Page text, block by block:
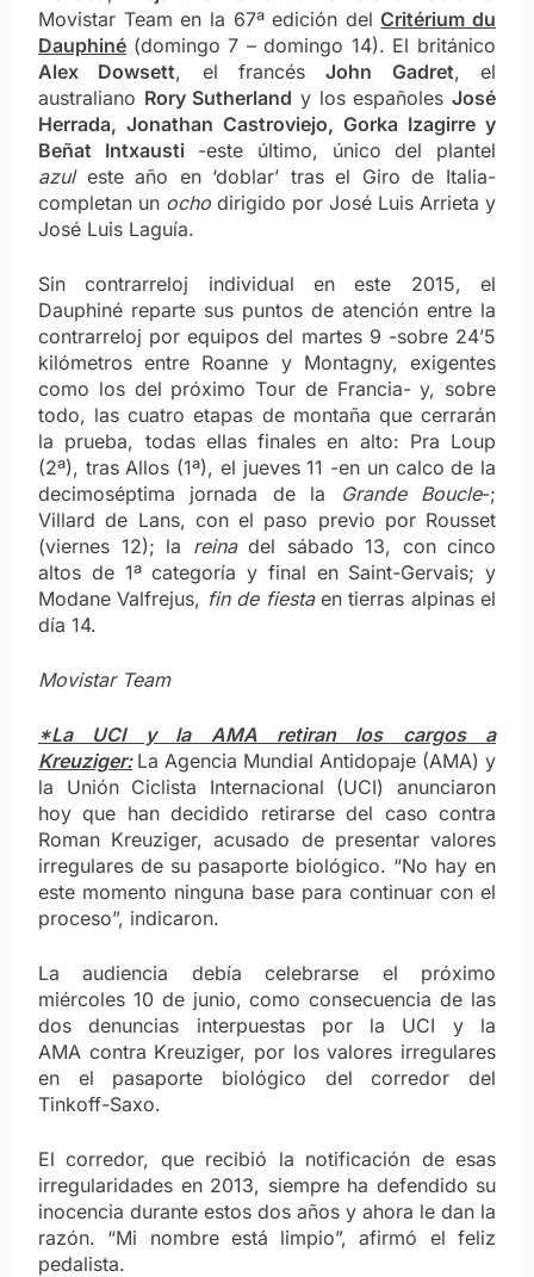
Movistar Team en la 67ª edición delCritérium du
Dauphiné (domingo 7 – domingo 14). El británico
Alex Dowsett, el francésJohn Gadret, el
australiano Rory Sutherland y los españolesJosé
Herrada, Jonathan Castroviejo, Gorka Izagirre y
Beñat Intxausti-este último, único del plantel
azuleste año en ‘doblar’ tras el Giro de Italia-
completan un ocho dirigido por José Luis Arrieta y
José Luis Laguía.
Sin contrarreloj individual en este 2015, el
Dauphiné reparte sus puntos de atención entre la
contrarreloj por equipos del martes 9 -sobre 24’5
kilómetros entre Roanne y Montagny, exigentes
como los del próximo Tour de Francia- y, sobre
todo, las cuatro etapas de montaña que cerrarán
la prueba, todas ellas finales en alto: Pra Loup
(2ª), tras Allos (1ª), el jueves 11 -en un calco de la
decimoséptima jornada de la
Grande Boucle-;
Villard de Lans, con el paso previo por Rousset
(viernes 12); la reinadel sábado 13, con cinco
altos de 1ª categoría y final en Saint-Gervais; y
Modane Valfrejus, fin de fiestaen tierras alpinas el
día 14.
Movistar Team
*La UCI y la AMA retiran los cargos a
Kreuziger: La Agencia Mundial Antidopaje (AMA) y
la Unión Ciclista Internacional (UCI) anunciaron
hoy que han decidido retirarse del caso contra
Roman Kreuziger, acusado de presentar valores
irregulares de su pasaporte biológico. “No hay en
este momento ninguna base para continuar con el
proceso”, indicaron.
La audiencia debía celebrarse el próximo
miércoles 10 de junio, como consecuencia de las
dos denuncias interpuestas por la UCI y la
AMA contra Kreuziger, por los valores irregulares
en el pasaporte biológico del corredor del
Tinkoff-Saxo.
El corredor, que recibió la notificación de esas
irregularidades en 2013, siempre ha defendido su
inocencia durante estos dos años y ahora le dan la
razón. “Mi nombre está limpio”, afirmó el feliz
pedalista.